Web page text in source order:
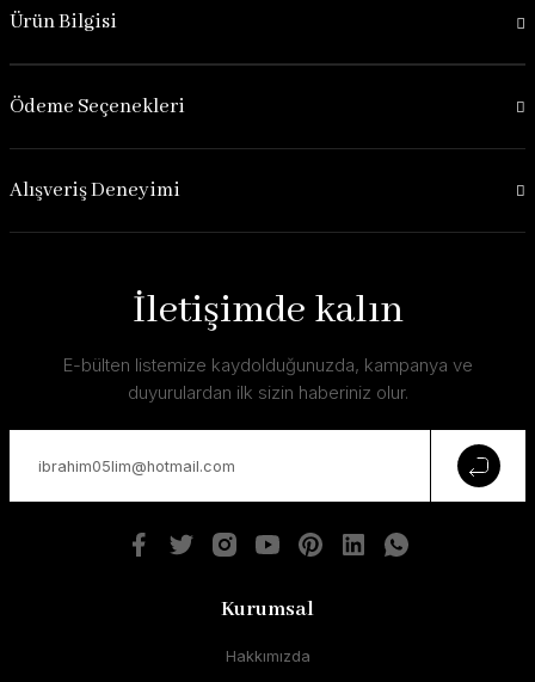
Ürün Bilgisi
Ödeme Seçenekleri
Alışveriş Deneyimi
İletişimde kalın
E-bülten listemize kaydolduğunuzda, kampanya ve
duyurulardan ilk sizin haberiniz olur.
Kurumsal
Hakkımızda